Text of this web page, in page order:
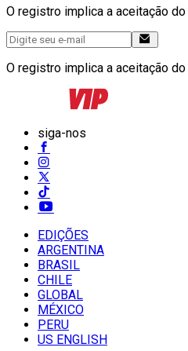
O registro implica a aceitação do
O registro implica a aceitação do
siga-nos
EDIÇÕES
ARGENTINA
BRASIL
CHILE
GLOBAL
MÉXICO
PERU
US ENGLISH